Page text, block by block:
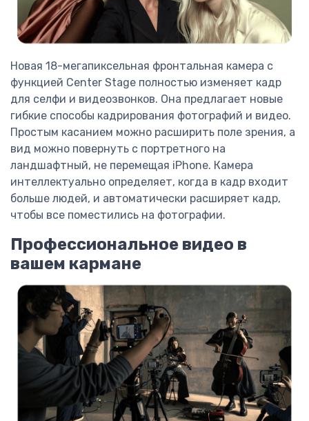
Новая 18-мегапиксельная фронтальная камера с
функцией Center Stage полностью изменяет кадр
для селфи и видеозвонков. Она предлагает новые
гибкие способы кадрирования фотографий и видео.
Простым касанием можно расширить поле зрения, а
вид можно повернуть с портретного на
ландшафтный, не перемещая iPhone. Камера
интеллектуально определяет, когда в кадр входит
больше людей, и автоматически расширяет кадр,
чтобы все поместились на фотографии.
Профессиональное видео в
вашем кармане